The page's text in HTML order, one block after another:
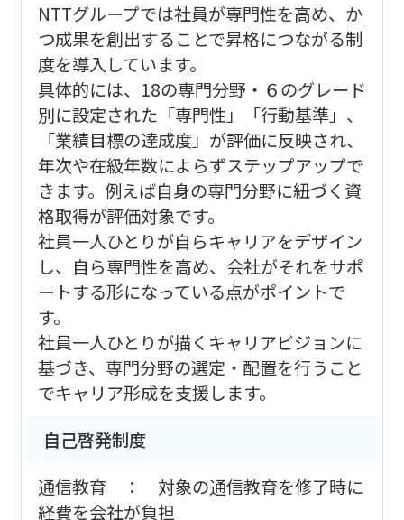
NTTグループでは社員が専門性を高め、か
つ成果を創出することで昇格につながる制
度を導入しています。
具体的には、18の専門分野・６のグレード
別に設定された「専門性」「行動基準」、
「業績目標の達成度」が評価に反映され、
年次や在級年数によらずステップアップで
きます。例えば自身の専門分野に紐づく資
格取得が評価対象です。
社員一人ひとりが自らキャリアをデザイン
し、自ら専門性を高め、会社がそれをサポ
ートする形になっている点がポイントで
す。
社員一人ひとりが描くキャリアビジョンに
基づき、専門分野の選定・配置を行うこと
でキャリア形成を支援します。
自己啓発制度
通信教育 ： 対象の通信教育を修了時に
経費を会社が負担